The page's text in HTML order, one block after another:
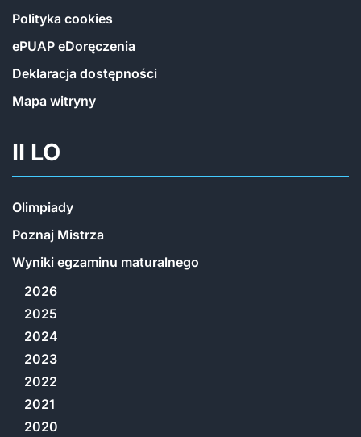
Polityka cookies
ePUAP eDoręczenia
Deklaracja dostępności
Mapa witryny
II LO
Olimpiady
Poznaj Mistrza
Wyniki egzaminu maturalnego
2026
2025
2024
2023
2022
2021
2020